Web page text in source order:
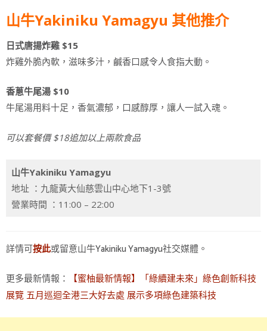
山牛Yakiniku Yamagyu 其他推介
日式唐揚炸雞 $15
炸雞外脆內軟，滋味多汁，鹹香口感令人食指大動。
香蔥牛尾湯 $10
牛尾湯用料十足，香氣濃郁，口感醇厚，讓人一試入魂。
可以套餐價 $18追加以上兩款食品
山牛Yakiniku Yamagyu
地址 ：九龍黃大仙慈雲山中心地下1-3號
營業時間 ：11:00 – 22:00
詳情可按此或留意山牛Yakiniku Yamagyu社交媒體。
更多最新情報：
【蜜柚最新情報】「綠續建未來」綠色創新科技
展覽 五月巡迴全港三大好去處 展示多項綠色建築科技